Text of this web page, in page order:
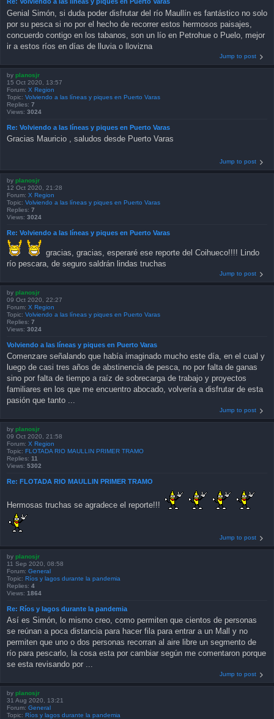
Genial Simón, si duda poder disfrutar del río Maullín es fantástico no solo
por su pesca si no por el hecho de recorrer estos hermosos paisajes,
concuerdo contigo en los tabanos, son un lío en Petrohue o Puelo, mejor
ir a estos ríos en días de lluvia o llovizna
Jump to post
by planosjr
15 Oct 2020, 13:57
Forum: X Region
Topic: Volviendo a las líneas y piques en Puerto Varas
Replies: 7
Views: 3024
Re: Volviendo a las líneas y piques en Puerto Varas
Gracias Mauricio , saludos desde Puerto Varas
Jump to post
by planosjr
12 Oct 2020, 21:28
Forum: X Region
Topic: Volviendo a las líneas y piques en Puerto Varas
Replies: 7
Views: 3024
Re: Volviendo a las líneas y piques en Puerto Varas
gracias, gracias, esperaré ese reporte del Coihueco!!!! Lindo
río pescara, de seguro saldrán lindas truchas
Jump to post
by planosjr
09 Oct 2020, 22:27
Forum: X Region
Topic: Volviendo a las líneas y piques en Puerto Varas
Replies: 7
Views: 3024
Volviendo a las líneas y piques en Puerto Varas
Comenzare señalando que había imaginado mucho este día, en el cual y
luego de casi tres años de abstinencia de pesca, no por falta de ganas
sino por falta de tiempo a raíz de sobrecarga de trabajo y proyectos
familiares en los que me encuentro abocado, volvería a disfrutar de esta
pasión que tanto ...
Jump to post
by planosjr
09 Oct 2020, 21:58
Forum: X Region
Topic: FLOTADA RIO MAULLIN PRIMER TRAMO
Replies: 11
Views: 5302
Re: FLOTADA RIO MAULLIN PRIMER TRAMO
Hermosas truchas se agradece el reporte!!!
Jump to post
by planosjr
11 Sep 2020, 08:58
Forum: General
Topic: Ríos y lagos durante la pandemia
Replies: 4
Views: 1864
Re: Ríos y lagos durante la pandemia
Así es Simón, lo mismo creo, como permiten que cientos de personas
se reúnan a poca distancia para hacer fila para entrar a un Mall y no
permiten que uno o dos personas recorran al aire libre un segmento de
río para pescarlo, la cosa esta por cambiar según me comentaron porque
se esta revisando por ...
Jump to post
by planosjr
31 Aug 2020, 13:21
Forum: General
Topic: Ríos y lagos durante la pandemia